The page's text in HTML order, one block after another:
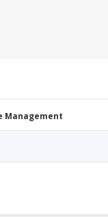
Management